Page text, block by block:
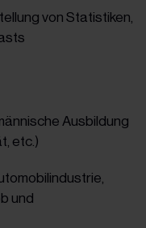
von Statistiken,
Ausbildung
etc.)
und